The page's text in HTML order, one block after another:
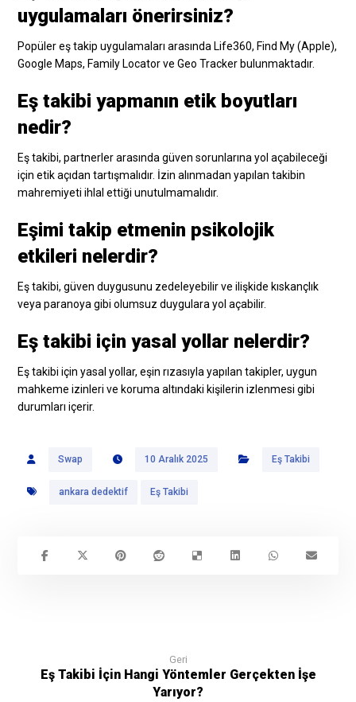
uygulamaları önerirsiniz?
Popüler eş takip uygulamaları arasında Life360, Find My (Apple),
Google Maps, Family Locator ve Geo Tracker bulunmaktadır.
Eş takibi yapmanın etik boyutları
nedir?
Eş takibi, partnerler arasında güven sorunlarına yol açabileceği
için etik açıdan tartışmalıdır. İzin alınmadan yapılan takibin
mahremiyeti ihlal ettiği unutulmamalıdır.
Eşimi takip etmenin psikolojik
etkileri nelerdir?
Eş takibi, güven duygusunu zedeleyebilir ve ilişkide kıskançlık
veya paranoya gibi olumsuz duygulara yol açabilir.
Eş takibi için yasal yollar nelerdir?
Eş takibi için yasal yollar, eşin rızasıyla yapılan takipler, uygun
mahkeme izinleri ve koruma altındaki kişilerin izlenmesi gibi
durumları içerir.
Swap 10 Aralık 2025 Eş Takibi
ankara dedektif Eş Takibi
Geri
Eş Takibi İçin Hangi Yöntemler Gerçekten İşe
Yarıyor?